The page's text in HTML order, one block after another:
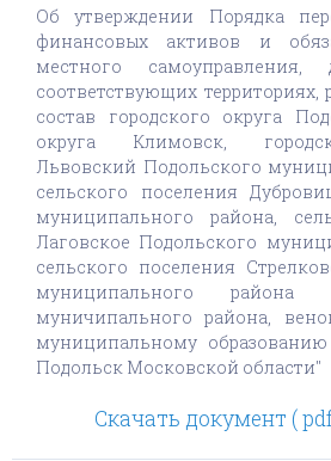
Об утверждении Порядка
финансовых активов и
местного
соответствующих
состав городского округа
округа Климовск,
Львовский Подольского
сельского поселения
муниципального района,
Лаговское Подольского
сельского поселения
муниципального района
муничипального района,
муниципальному образованию
Подольск Московской области"
Скачать документ (